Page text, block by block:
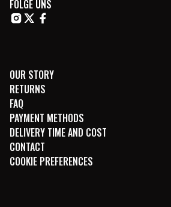
FOLGE UNS
OUR STORY
RETURNS
FAQ
PAYMENT METHODS
DELIVERY TIME AND COST
CONTACT
COOKIE PREFERENCES